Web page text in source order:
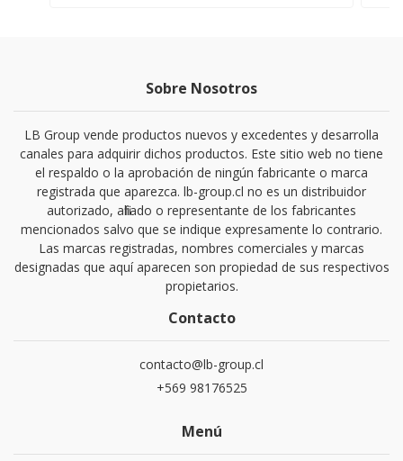
Sobre Nosotros
LB Group vende productos nuevos y excedentes y desarrolla
canales para adquirir dichos productos. Este sitio web no tiene
el respaldo o la aprobación de ningún fabricante o marca
registrada que aparezca. lb-group.cl no es un distribuidor
autorizado, afiliado o representante de los fabricantes
mencionados salvo que se indique expresamente lo contrario.
Las marcas registradas, nombres comerciales y marcas
designadas que aquí aparecen son propiedad de sus respectivos
propietarios.
Contacto
contacto@lb-group.cl
+569 98176525
Menú